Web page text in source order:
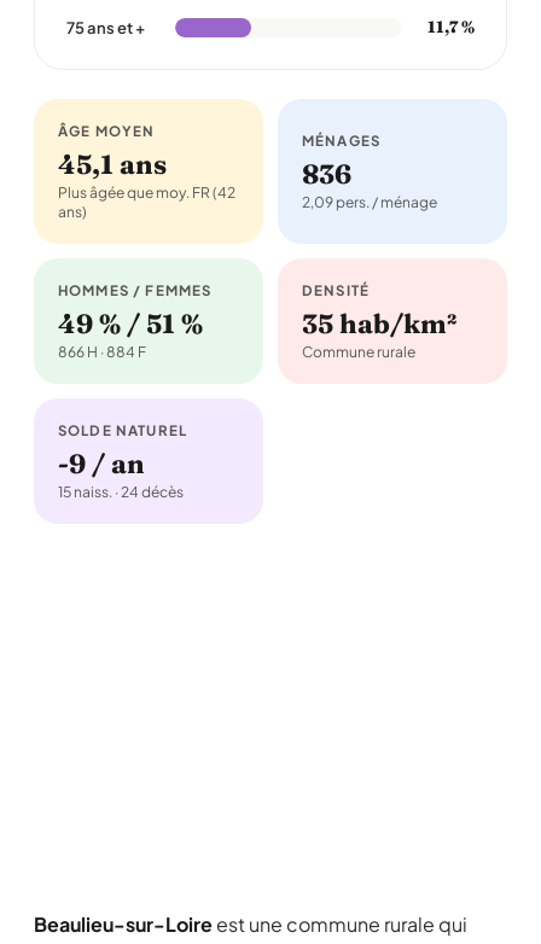
75 ans et + 11,7 %
ÂGE MOYEN
45,1 ans
Plus âgée que moy. FR (42
ans)
MÉNAGES
836
2,09 pers. / ménage
HOMMES / FEMMES
49 % / 51 %
866 H · 884 F
DENSITÉ
35 hab/km²
Commune rurale
SOLDE NATUREL
-9 / an
15 naiss. · 24 décès
Beaulieu-sur-Loireest une commune rurale qui